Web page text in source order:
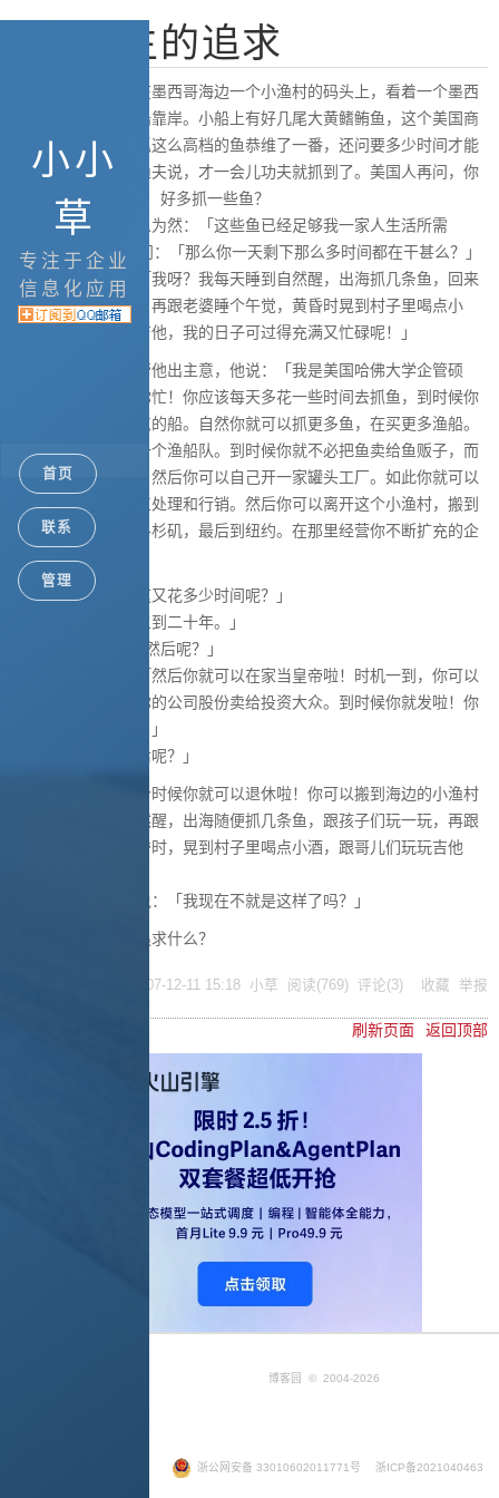
小小
草
专注于企业
信息化应用
首页
联系
管理
[转]人生的追求
有一个美国商人坐在墨西哥海边一个小渔村的码头上，看着一个墨西
哥渔夫划着一艘小船靠岸。小船上有好几尾大黄鳍鲔鱼，这个美国商
人对墨西哥渔夫能抓这么高档的鱼恭维了一番，还问要多少时间才能
抓这么多？墨西哥渔夫说，才一会儿功夫就抓到了。美国人再问，你
为甚么不待久一点， 好多抓一些鱼？
墨西哥渔夫觉得不以为然：「这些鱼已经足够我一家人生活所需
啦！」 美国人又问：「那么你一天剩下那么多时间都在干甚么？」
墨西哥渔夫解释：「我呀？我每天睡到自然醒，出海抓几条鱼，回来
后跟孩子们玩一玩，再跟老婆睡个午觉，黄昏时晃到村子里喝点小
酒，跟哥儿们玩玩吉他，我的日子可过得充满又忙碌呢！」
美国人不以为然，帮他出主意，他说：「我是美国哈佛大学企管硕
士，我倒是可以帮你忙！你应该每天多花一些时间去抓鱼，到时候你
就有钱去买条大一点的船。自然你就可以抓更多鱼，在买更多渔船。
然后你就可以拥有一个渔船队。到时候你就不必把鱼卖给鱼贩子，而
是直接卖给加工厂。然后你可以自己开一家罐头工厂。如此你就可以
控制整个生产、加工处理和行销。然后你可以离开这个小渔村，搬到
墨西哥城，再搬到洛杉矶，最后到纽约。在那里经营你不断扩充的企
业。」
墨西哥渔夫问：「这又花多少时间呢？」
美国人回答：「十五到二十年。」
墨西哥渔夫问：「 然后呢？」
美国人大笑着说：「然后你就可以在家当皇帝啦！时机一到，你可以
宣布股票上市，把你的公司股份卖给投资大众。到时候你就发啦！你
可以几亿几亿地赚！」
墨西哥渔夫：「然后呢？」
美国人说：「到那个时候你就可以退休啦！你可以搬到海边的小渔村
去住。每天睡到自然醒，出海随便抓几条鱼，跟孩子们玩一玩，再跟
老婆睡个午觉，黄昏时，晃到村子里喝点小酒，跟哥儿们玩玩吉他
墨西哥渔夫疑惑的说：「我现在不就是这样了吗？」
人的一生，到底在追求什么？
2007-12-11 15:18 小草 阅读(769) 评论(3) 收藏 举报
刷新页面 返回顶部
博客园 © 2004-2026
浙公网安备 33010602011771号 浙ICP备2021040463